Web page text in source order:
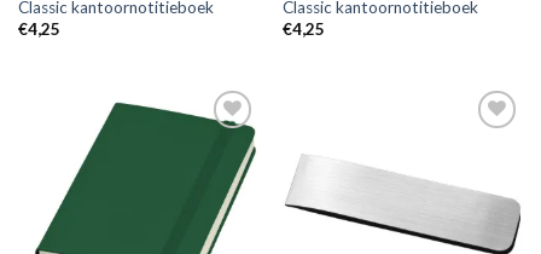
Classic kantoornotitieboek
€4,25
Classic kantoornotitieboek
€4,25
wenslijst